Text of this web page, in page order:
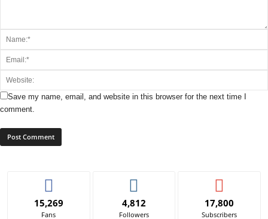
Save my name, email, and website in this browser for the next time I
comment.
15,269
Fans
4,812
Followers
17,800
Subscribers